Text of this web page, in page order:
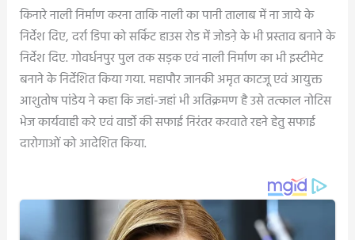
किनारे नाली निर्माण करना ताकि नाली का पानी तालाब में ना जाये के
निर्देश दिए, दर्रा डिपा को सर्किट हाउस रोड में जोडऩे के भी प्रस्ताव बनाने के
निर्देश दिए. गोवर्धनपुर पुल तक सड़क एवं नाली निर्माण का भी इस्टीमेट
बनाने के निर्देशित किया गया. महापौर जानकी अमृत काटजू एवं आयुक्त
आशुतोष पांडेय ने कहा कि जहां-जहां भी अतिक्रमण है उसे तत्काल नोटिस
भेज कार्यवाही करे एवं वार्डो की सफाई निरंतर करवाते रहने हेतु सफाई
दारोगाओं को आदेशित किया.